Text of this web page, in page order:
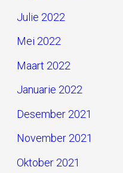
Julie 2022
Mei 2022
Maart 2022
Januarie 2022
Desember 2021
November 2021
Oktober 2021